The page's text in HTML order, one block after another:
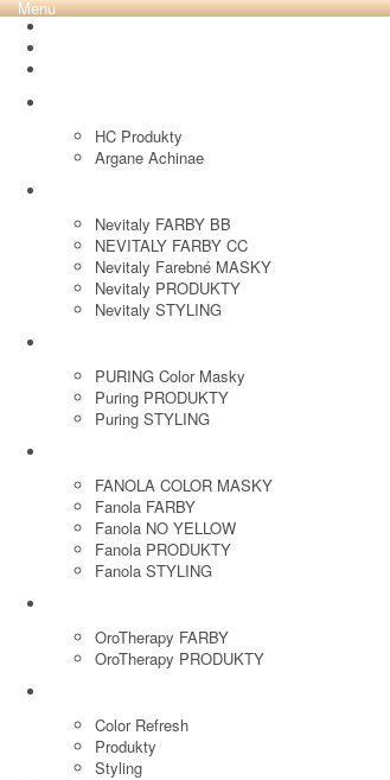
Menu
HC Produkty
Argane Achinae
Nevitaly FARBY BB
NEVITALY FARBY CC
Nevitaly Farebné MASKY
Nevitaly PRODUKTY
Nevitaly STYLING
PURING Color Masky
Puring PRODUKTY
Puring STYLING
FANOLA COLOR MASKY
Fanola FARBY
Fanola NO YELLOW
Fanola PRODUKTY
Fanola STYLING
OroTherapy FARBY
OroTherapy PRODUKTY
Color Refresh
Produkty
Styling